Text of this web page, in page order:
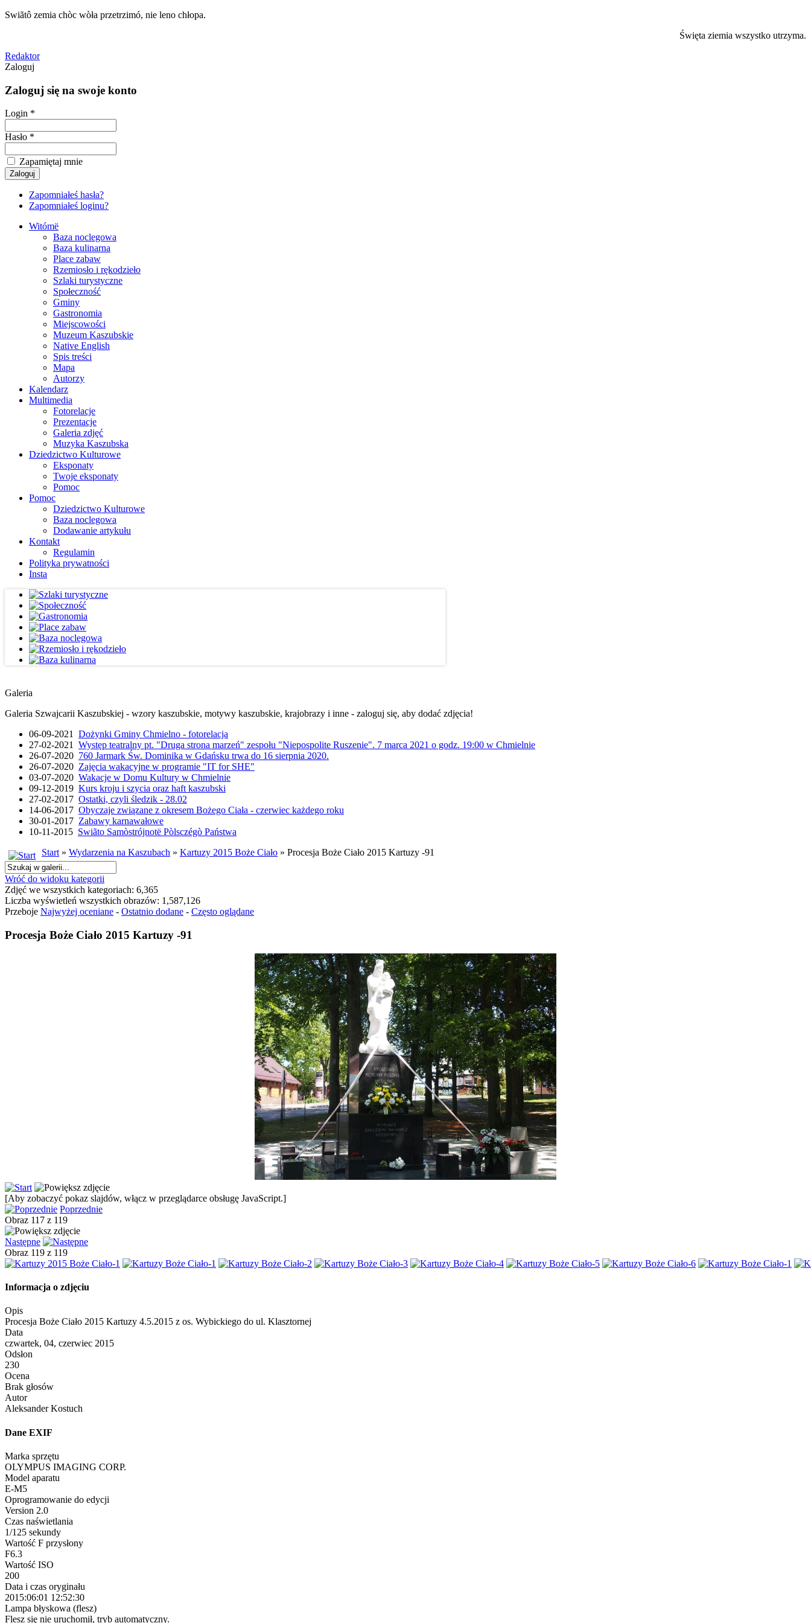
Swiãtô zemia chòc wòła przetrzimó, nie leno chłopa.
Święta ziemia wszystko utrzyma.
Redaktor
Zaloguj
Zaloguj się na swoje konto
Login *
Hasło *
Zapamiętaj mnie
Zapomniałeś hasła?
Zapomniałeś loginu?
Witómë
Baza noclegowa
Baza kulinarna
Place zabaw
Rzemiosło i rękodzieło
Szlaki turystyczne
Społeczność
Gminy
Gastronomia
Miejscowości
Muzeum Kaszubskie
Native English
Spis treści
Mapa
Autorzy
Kalendarz
Multimedia
Fotorelacje
Prezentacje
Galeria zdjęć
Muzyka Kaszubska
Dziedzictwo Kulturowe
Eksponaty
Twoje eksponaty
Pomoc
Pomoc
Dziedzictwo Kulturowe
Baza noclegowa
Dodawanie artykułu
Kontakt
Regulamin
Polityka prywatności
Insta
Galeria
Galeria Szwajcarii Kaszubskiej - wzory kaszubskie, motywy kaszubskie, krajobrazy i inne - zaloguj się, aby dodać zdjęcia!
06-09-2021 Dożynki Gminy Chmielno - fotorelacja
27-02-2021 Występ teatralny pt. "Druga strona marzeń" zespołu "Niepospolite Ruszenie". 7 marca 2021 o godz. 19:00 w Chmielnie
26-07-2020 760 Jarmark Św. Dominika w Gdańsku trwa do 16 sierpnia 2020.
26-07-2020 Zajęcia wakacyjne w programie "IT for SHE"
03-07-2020 Wakacje w Domu Kultury w Chmielnie
09-12-2019 Kurs kroju i szycia oraz haft kaszubski
27-02-2017 Ostatki, czyli śledzik - 28.02
14-06-2017 Obyczaje związane z okresem Bożego Ciała - czerwiec każdego roku
30-01-2017 Zabawy karnawałowe
10-11-2015 Swiãto Samòstrójnotë Pòlsczégò Państwa
Start» Wydarzenia na Kaszubach » Kartuzy 2015 Boże Ciało » Procesja Boże Ciało 2015 Kartuzy -91
Wróć do widoku kategorii
Zdjęć we wszystkich kategoriach: 6,365
Liczba wyświetleń wszystkich obrazów: 1,587,126
Przeboje Najwyżej oceniane - Ostatnio dodane - Często oglądane
Procesja Boże Ciało 2015 Kartuzy -91
[Aby zobaczyć pokaz slajdów, włącz w przeglądarce obsługę JavaScript.]
Poprzednie
Obraz 117 z 119
Następne
Obraz 119 z 119
Informacja o zdjęciu
Opis
Procesja Boże Ciało 2015 Kartuzy 4.5.2015 z os. Wybickiego do ul. Klasztornej
Data
czwartek, 04, czerwiec 2015
Odsłon
230
Ocena
Brak głosów
Autor
Aleksander Kostuch
Dane EXIF
Marka sprzętu
OLYMPUS IMAGING CORP.
Model aparatu
E-M5
Oprogramowanie do edycji
Version 2.0
Czas naświetlania
1/125 sekundy
Wartość F przysłony
F6.3
Wartość ISO
200
Data i czas oryginału
2015:06:01 12:52:30
Lampa błyskowa (flesz)
Flesz się nie uruchomił, tryb automatyczny.